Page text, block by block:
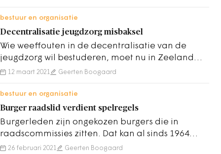
bestuur en organisatie
Decentralisatie jeugdzorg misbaksel
Wie weeffouten in de decentralisatie van de
jeugdzorg wil bestuderen, moet nu in Zeeland
zijn.12 maart 2021 Geerten Boogaard
bestuur en organisatie
Burger raadslid verdient spelregels
Burgerleden zijn ongekozen burgers die in
raadscommissies zitten. Dat kan al sinds 1964
maar gebeurde lange tijd praktisch niet.
26 februari 2021 Geerten Boogaard